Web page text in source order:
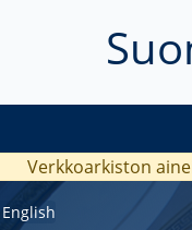
Verkkoarkiston